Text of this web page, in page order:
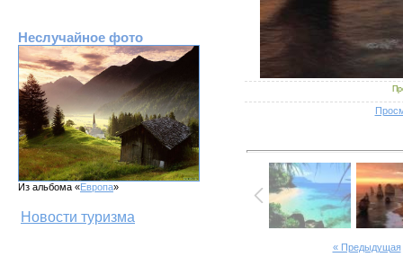
Неслучайное фото
Из альбома «Европа»
Новости туризма
« Предыдущая